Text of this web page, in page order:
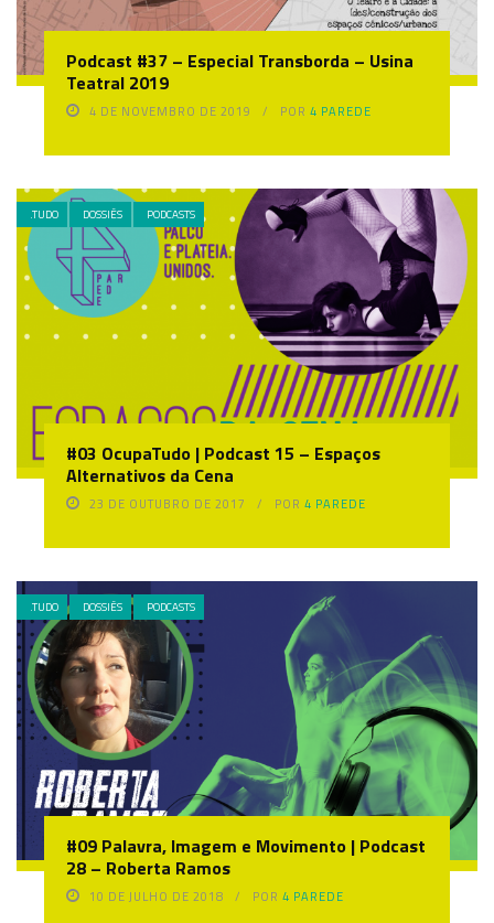
Podcast #37 – Especial Transborda – Usina
Teatral 2019
4 DE NOVEMBRO DE 2019 POR4 PAREDE
.TUDO DOSSIÊS PODCASTS
#03 OcupaTudo | Podcast 15 – Espaços
Alternativos da Cena
23 DE OUTUBRO DE 2017 POR4 PAREDE
.TUDO DOSSIÊS PODCASTS
#09 Palavra, Imagem e Movimento | Podcast
28 – Roberta Ramos
10 DE JULHO DE 2018 POR4 PAREDE